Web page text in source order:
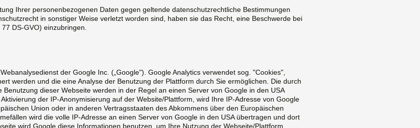
Ihrer personenbezogenen Daten gegen geltende datenschutzrechtliche Bestimmungen
in sonstiger Weise verletzt worden sind, haben sie das Recht, eine Beschwerde bei
DS-GVO) einzubringen.
der Google Inc. („Google"). Google Analytics verwendet sog. "Cookies",
werden und die eine Analyse der Benutzung der Plattform durch Sie ermöglichen. Die durch
dieser Webseite werden in der Regel an einen Server von Google in den USA
der IP-Anonymisierung auf der Website/Plattform, wird Ihre IP-Adresse von Google
Union oder in anderen Vertragsstaaten des Abkommens über den Europäischen
wird die volle IP-Adresse an einen Server von Google in den USA übertragen und dort
wird Google diese Informationen benutzen, um Ihre Nutzung der Webseite/Plattform